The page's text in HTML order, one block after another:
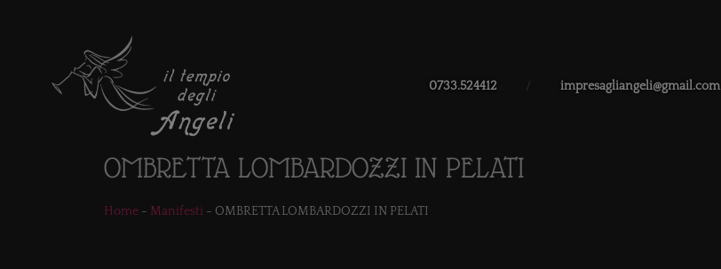
0733.524412 / impresagliangeli@gmail.com
OMBRETTA LOMBARDOZZI IN PELATI
Home - Manifesti - OMBRETTA LOMBARDOZZI IN PELATI